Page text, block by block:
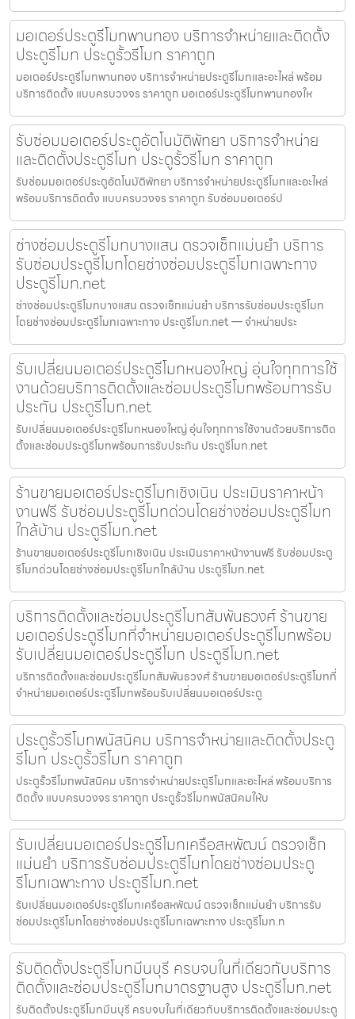
มอเตอร์ประตูรีโมทพานทอง บริการจำหน่ายและติดตั้ง
ประตูรีโมท ประตูรั้วรีโมท ราคาถูก
มอเตอร์ประตูรีโมทพานทอง บริการจำหน่ายประตูรีโมทและอะไหล่ พร้อม
บริการติดตั้ง แบบครบวงจร ราคาถูก มอเตอร์ประตูรีโมทพานทองให
รับซ่อมมอเตอร์ประตูอัตโนมัติพัทยา บริการจำหน่าย
และติดตั้งประตูรีโมท ประตูรั้วรีโมท ราคาถูก
รับซ่อมมอเตอร์ประตูอัตโนมัติพัทยา บริการจำหน่ายประตูรีโมทและอะไหล่
พร้อมบริการติดตั้ง แบบครบวงจร ราคาถูก รับซ่อมมอเตอร์ป
ช่างซ่อมประตูรีโมทบางแสน ตรวจเช็กแม่นยำ บริการ
รับซ่อมประตูรีโมทโดยช่างซ่อมประตูรีโมทเฉพาะทาง
ประตูรีโมท.net
ช่างซ่อมประตูรีโมทบางแสน ตรวจเช็กแม่นยำ บริการรับซ่อมประตูรีโมท
โดยช่างซ่อมประตูรีโมทเฉพาะทาง ประตูรีโมท.net — จำหน่ายประ
รับเปลี่ยนมอเตอร์ประตูรีโมทหนองใหญ่ อุ่นใจทุกการใช้
งานด้วยบริการติดตั้งและซ่อมประตูรีโมทพร้อมการรับ
ประกัน ประตูรีโมท.net
รับเปลี่ยนมอเตอร์ประตูรีโมทหนองใหญ่ อุ่นใจทุกการใช้งานด้วยบริการติด
ตั้งและซ่อมประตูรีโมทพร้อมการรับประกัน ประตูรีโมท.net
ร้านขายมอเตอร์ประตูรีโมทเชิงเนิน ประเมินราคาหน้า
งานฟรี รับซ่อมประตูรีโมทด่วนโดยช่างซ่อมประตูรีโมท
ใกล้บ้าน ประตูรีโมท.net
ร้านขายมอเตอร์ประตูรีโมทเชิงเนิน ประเมินราคาหน้างานฟรี รับซ่อมประตู
รีโมทด่วนโดยช่างซ่อมประตูรีโมทใกล้บ้าน ประตูรีโมท.net
บริการติดตั้งและซ่อมประตูรีโมทสัมพันธวงศ์ ร้านขาย
มอเตอร์ประตูรีโมทที่จำหน่ายมอเตอร์ประตูรีโมทพร้อม
รับเปลี่ยนมอเตอร์ประตูรีโมท ประตูรีโมท.net
บริการติดตั้งและซ่อมประตูรีโมทสัมพันธวงศ์ ร้านขายมอเตอร์ประตูรีโมทที่
จำหน่ายมอเตอร์ประตูรีโมทพร้อมรับเปลี่ยนมอเตอร์ประตู
ประตูรั้วรีโมทพนัสนิคม บริการจำหน่ายและติดตั้งประตู
รีโมท ประตูรั้วรีโมท ราคาถูก
ประตูรั้วรีโมทพนัสนิคม บริการจำหน่ายประตูรีโมทและอะไหล่ พร้อมบริการ
ติดตั้ง แบบครบวงจร ราคาถูก ประตูรั้วรีโมทพนัสนิคมให้บ
รับเปลี่ยนมอเตอร์ประตูรีโมทเครือสหพัฒน์ ตรวจเช็ก
แม่นยำ บริการรับซ่อมประตูรีโมทโดยช่างซ่อมประตู
รีโมทเฉพาะทาง ประตูรีโมท.net
รับเปลี่ยนมอเตอร์ประตูรีโมทเครือสหพัฒน์ ตรวจเช็กแม่นยำ บริการรับ
ซ่อมประตูรีโมทโดยช่างซ่อมประตูรีโมทเฉพาะทาง ประตูรีโมท.n
รับติดตั้งประตูรีโมทมีนบุรี ครบจบในที่เดียวกับบริการ
ติดตั้งและซ่อมประตูรีโมทมาตรฐานสูง ประตูรีโมท.net
รับติดตั้งประตูรีโมทมีนบุรี ครบจบในที่เดียวกับบริการติดตั้งและซ่อมประตู